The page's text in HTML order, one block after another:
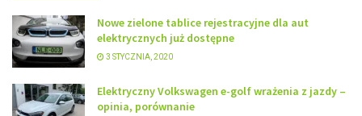
Nowe zielone tablice rejestracyjne dla aut
elektrycznych już dostępne
3 STYCZNIA, 2020
Elektryczny Volkswagen e-golf wrażenia z jazdy –
opinia, porównanie